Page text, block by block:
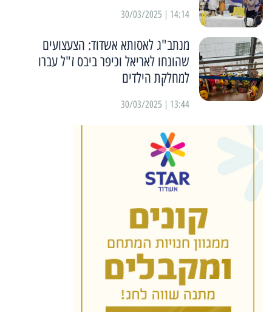
14:14 | 30/03/2025
מנתב"ג לאסותא אשדוד: הצעצועים
שהונחו לאריאל וכיפר ביבס ז"ל עברו
למחלקת הילדים
13:44 | 30/03/2025